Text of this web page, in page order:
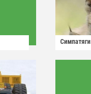
Симпатяги